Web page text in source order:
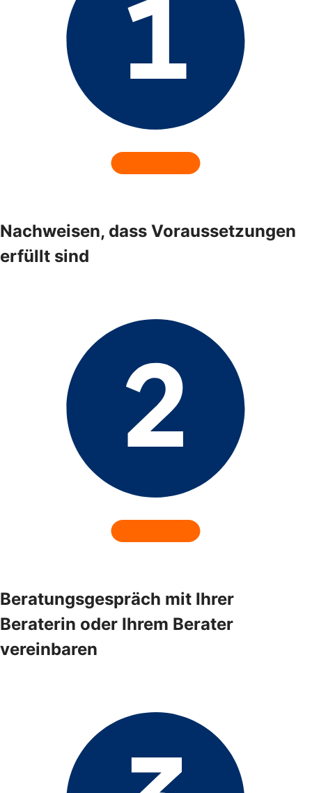
Nachweisen, dass Voraussetzungen
erfüllt sind
Beratungsgespräch mit Ihrer
Beraterin oder Ihrem Berater
vereinbaren